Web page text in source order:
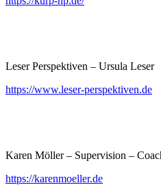
Leser Perspektiven – Ursula Leser
https://www.leser-perspektiven.de
Karen Möller – Supervision –
https://karenmoeller.de